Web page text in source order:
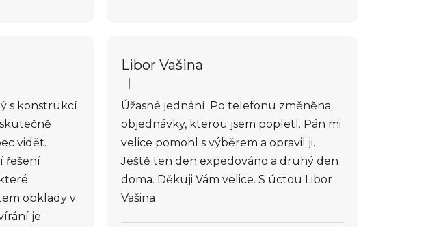
hvězdiček.
s konstrukcí
vidět.
řešení
obklady v
je
Libor Vašina
Hodnocení obchodu je 5 z 5 hvězdiček.
Úžasné jednání. Po telefonu změněna
objednávky, kterou jsem popletl. Pán mi
velice pomohl s výběrem a opravil ji.
Ještě ten den expedováno a druhý den
doma. Děkuji Vám velice. S úctou Libor
Vašina